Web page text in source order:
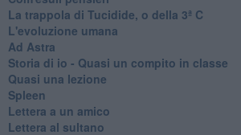
La trappola di Tucidide, o della 3ª C
L'evoluzione umana
Ad Astra
Storia di io - Quasi un compito in classe
Quasi una lezione
Spleen
Lettera a un amico
Lettera al sultano